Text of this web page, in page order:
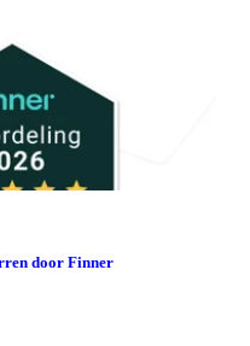
door Finner